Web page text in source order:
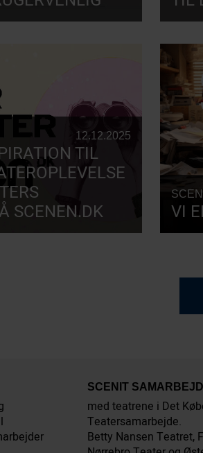
12.12.2025
TIL
SCENEN.DK
VI
SCENIT
med teatrene i Det
Teatersamarbejde.
Betty Nansen Teatret,